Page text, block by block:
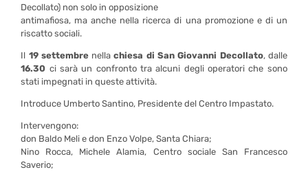
Decollato) non solo in opposizione
antimafiosa, ma anche nella ricerca di una promozione e di un
riscatto sociali.
Il 19 settembrenellachiesa di San Giovanni Decollato, dalle
16.30 ci sarà un confronto tra alcuni degli operatori che sono
stati impegnati in queste attività.
Introduce Umberto Santino, Presidente del Centro Impastato.
Intervengono:
don Baldo Meli e don Enzo Volpe, Santa Chiara;
Nino Rocca, Michele Alamia, Centro sociale San Francesco
Saverio;